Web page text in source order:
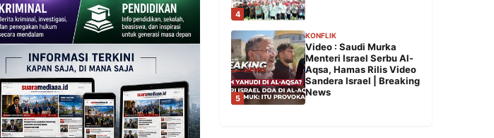
4
5
KONFLIK
Video : Saudi Murka
Menteri Israel Serbu Al-
Aqsa, Hamas Rilis Video
Sandera Israel | Breaking
News